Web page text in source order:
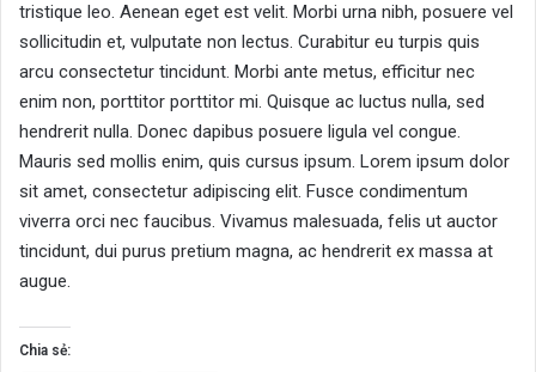
tristique leo. Aenean eget est velit. Morbi urna nibh, posuere vel
sollicitudin et, vulputate non lectus. Curabitur eu turpis quis
arcu consectetur tincidunt. Morbi ante metus, efficitur nec
enim non, porttitor porttitor mi. Quisque ac luctus nulla, sed
hendrerit nulla. Donec dapibus posuere ligula vel congue.
Mauris sed mollis enim, quis cursus ipsum. Lorem ipsum dolor
sit amet, consectetur adipiscing elit. Fusce condimentum
viverra orci nec faucibus. Vivamus malesuada, felis ut auctor
tincidunt, dui purus pretium magna, ac hendrerit ex massa at
augue.
Chia sẻ: